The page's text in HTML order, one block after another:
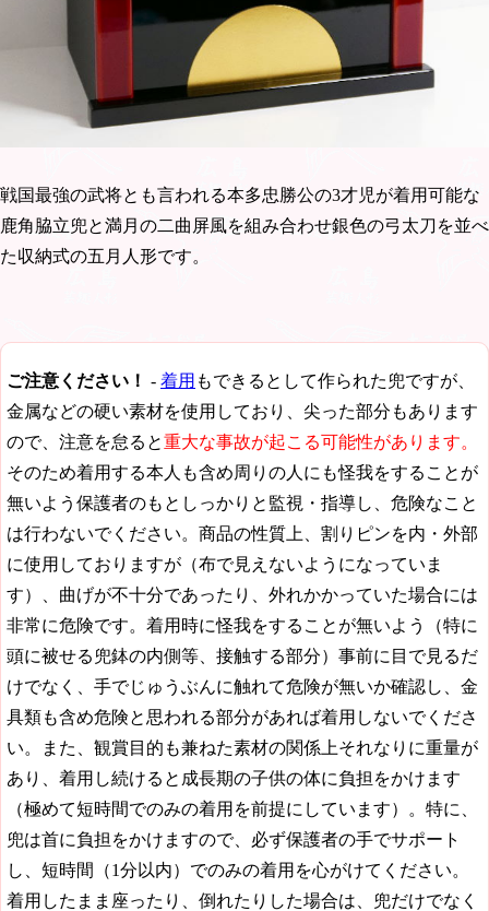
戦国最強の武将とも言われる本多忠勝公の3才児が着用可能な
鹿角脇立兜と満月の二曲屏風を組み合わせ銀色の弓太刀を並べ
た収納式の五月人形です。
ご注意ください！ - 着用 もできるとして作られた兜ですが、
金属などの硬い素材を使用しており、尖った部分もあります
ので、注意を怠ると重大な事故が起こる可能性があります。
そのため着用する本人も含め周りの人にも怪我をすることが
無いよう保護者のもとしっかりと監視・指導し、危険なこと
は行わないでください。商品の性質上、割りピンを内・外部
に使用しておりますが（布で見えないようになっていま
す）、曲げが不十分であったり、外れかかっていた場合には
非常に危険です。着用時に怪我をすることが無いよう（特に
頭に被せる兜鉢の内側等、接触する部分）事前に目で見るだ
けでなく、手でじゅうぶんに触れて危険が無いか確認し、金
具類も含め危険と思われる部分があれば着用しないでくださ
い。また、観賞目的も兼ねた素材の関係上それなりに重量が
あり、着用し続けると成長期の子供の体に負担をかけます
（極めて短時間でのみの着用を前提にしています）。特に、
兜は首に負担をかけますので、必ず保護者の手でサポート
し、短時間（1分以内）でのみの着用を心がけてください。
着用したまま座ったり、倒れたりした場合は、兜だけでなく